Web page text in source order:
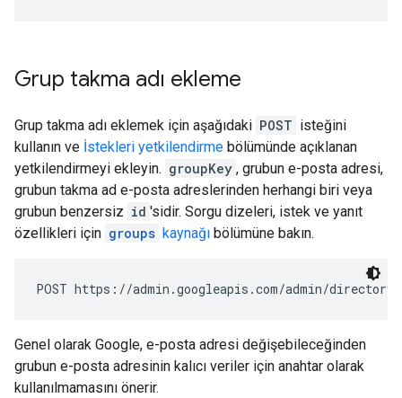
Grup takma adı ekleme
Grup takma adı eklemek için aşağıdaki POST isteğini
kullanın ve İstekleri yetkilendirme bölümünde açıklanan
yetkilendirmeyi ekleyin. groupKey , grubun e-posta adresi,
grubun takma ad e-posta adreslerinden herhangi biri veya
grubun benzersiz id 'sidir. Sorgu dizeleri, istek ve yanıt
özellikleri için groups kaynağı bölümüne bakın.
POST https://admin.googleapis.com/admin/
Genel olarak Google, e-posta adresi değişebileceğinden
grubun e-posta adresinin kalıcı veriler için anahtar olarak
kullanılmamasını önerir.